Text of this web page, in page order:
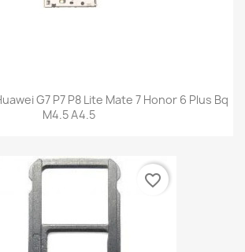
G7 P7 P8 Lite Mate 7 Honor 6 Plus Bq
M4.5 A4.5
favorite_border